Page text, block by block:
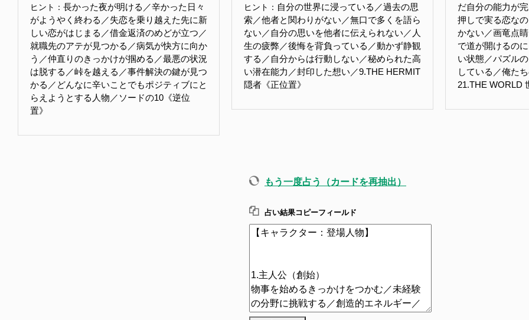
ヒント： 長かった夜が明ける／辛かった日々
がようやく終わる／失恋を乗り越えた先に新
しい恋がはじまる／借金返済のめどが立つ／
就職先のアテが見つかる／病気が快方に向か
う／仲直りのきっかけが掴める／最悪の状況
は脱する／峠を越える／事件解決の鍵が見つ
かる／どんなに辛いことでもポジティブにと
らえようとする人物／ソードの10《逆位
置》
ヒント： 自分の世界に浸っている／過去の思
索／他者と関わりがない／無口で多くを語ら
ない／自分の思いを他者に伝えられない／人
生の疲弊／後悔を背負っている／動かず静観
する／自分からは行動しない／秘められた高
い潜在能力／封印した想い／9.THE HERMIT
隠者《正位置》
だ自分の能力が
押しで実る恋な
かない／画竜点
で道が開けるの
い状態／パズル
している／俺た
21.THE WORLD
もう一度占う（カードを再抽出）
占い結果コピーフィールド